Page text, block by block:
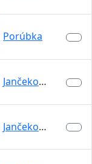
Porúbka
Jančekova skala
Jančekova skala